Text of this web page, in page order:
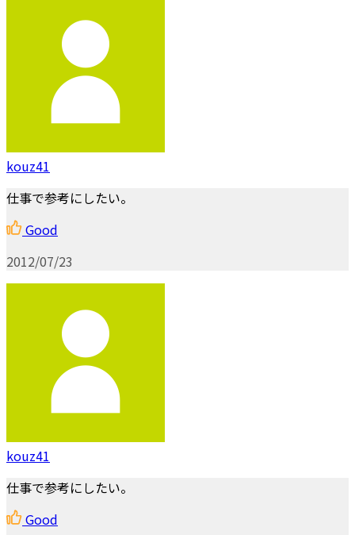
kouz41
仕事で参考にしたい。
Good
2012/07/23
kouz41
仕事で参考にしたい。
Good